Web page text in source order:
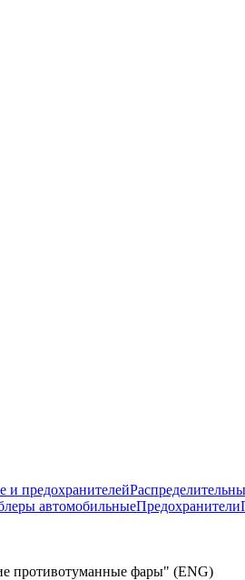
и предохранителей
автомобильныеПредохранители
противотуманные фары" (ENG)